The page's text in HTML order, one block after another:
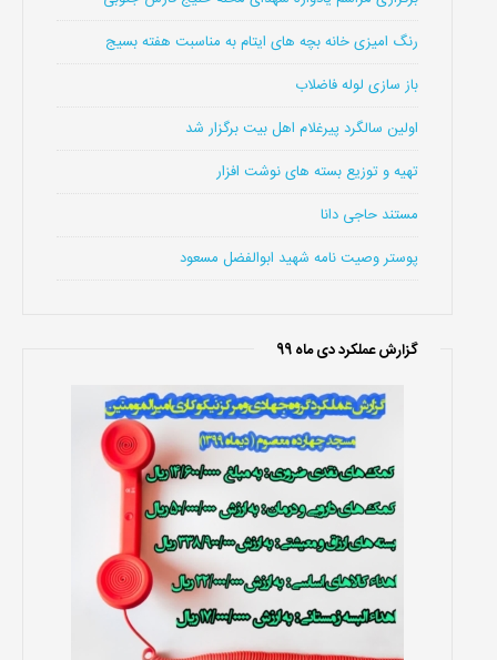
رنگ امیزی خانه بچه های ایتام به مناسبت هفته بسیج
باز سازی لوله فاضلاب
اولین سالگرد پیرغلام اهل بیت برگزار شد
تهیه و توزیع بسته های نوشت افزار
مستند حاجی دانا
پوستر وصیت نامه شهید ابوالفضل مسعود
گزارش عملکرد دی ماه 99